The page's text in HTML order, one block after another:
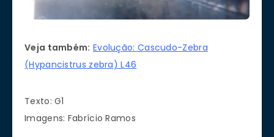
Veja também: Evolução: Cascudo-Zebra
(Hypancistrus zebra) L46
Texto: G1
Imagens: Fabrício Ramos